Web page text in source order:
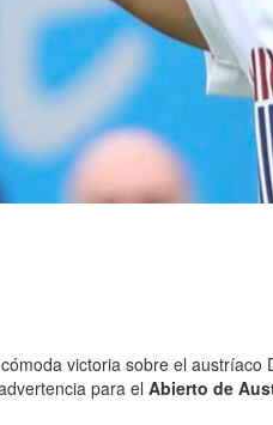
victoria sobre el
para el Abierto de